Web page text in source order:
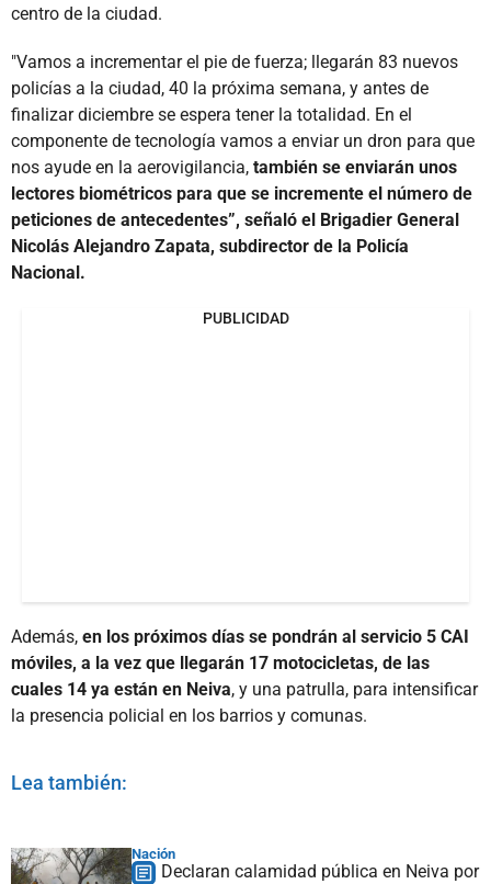
centro de la ciudad.
"Vamos a incrementar el pie de fuerza; llegarán 83 nuevos
policías a la ciudad, 40 la próxima semana, y antes de
finalizar diciembre se espera tener la totalidad. En el
componente de tecnología vamos a enviar un dron para que
nos ayude en la aerovigilancia, también se enviarán unos
lectores biométricos para que se incremente el número de
peticiones de antecedentes”, señaló el Brigadier General
Nicolás Alejandro Zapata, subdirector de la Policía
Nacional.
PUBLICIDAD
Además, en los próximos días se pondrán al servicio 5 CAI
móviles, a la vez que llegarán 17 motocicletas, de las
cuales 14 ya están en Neiva, y una patrulla, para intensificar
la presencia policial en los barrios y comunas.
Lea también:
Nación
Declaran calamidad pública en Neiva por